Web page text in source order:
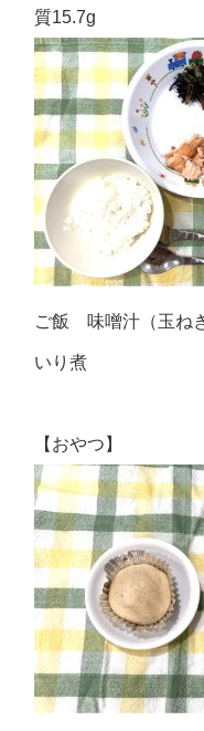
質15.7g
ご飯 味噌汁（玉ね
いり煮
【おやつ】